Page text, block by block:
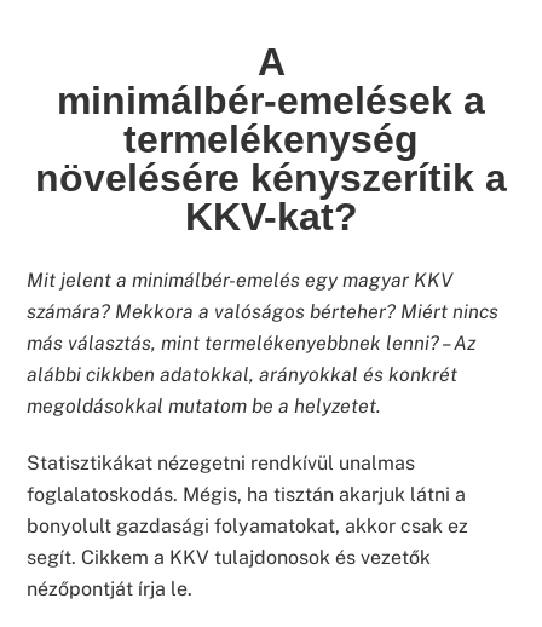
A
minimálbér-emelések a
termelékenység
növelésére kényszerítik a
KKV-kat?
Mit jelent a minimálbér-emelés egy magyar KKV
számára? Mekkora a valóságos bérteher? Miért nincs
más választás, mint termelékenyebbnek lenni? – Az
alábbi cikkben adatokkal, arányokkal és konkrét
megoldásokkal mutatom be a helyzetet.
Statisztikákat nézegetni rendkívül unalmas
foglalatoskodás. Mégis, ha tisztán akarjuk látni a
bonyolult gazdasági folyamatokat, akkor csak ez
segít. Cikkem a KKV tulajdonosok és vezetők
nézőpontját írja le.